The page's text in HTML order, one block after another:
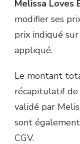
Melissa Loves
modifier ses
prix indiqué
appliqué.
Le montant
récapitulatif de
validé par
sont
CGV.